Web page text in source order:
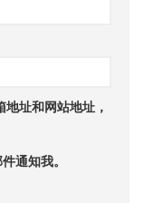
址和网站地址，
通知我。